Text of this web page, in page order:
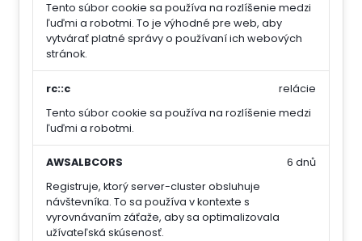
Tento súbor cookie sa používa na rozlíšenie medzi
ľuďmi a robotmi. To je výhodné pre web, aby
vytvárať platné správy o používaní ich webových
stránok.
rc::c
Tento súbor cookie sa používa na rozlíšenie medzi
ľuďmi a robotmi.
relácie
AWSALBCORS
Registruje, ktorý server-cluster obsluhuje
návštevníka. To sa používa v kontexte s
vyrovnávaním záťaže, aby sa optimalizovala
užívateľská skúsenosť.
6 dnů